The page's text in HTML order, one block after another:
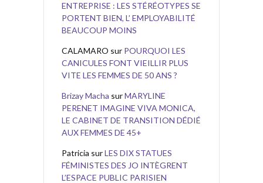
ENTREPRISE : LES STÉRÉOTYPES SE
PORTENT BIEN, L’ EMPLOYABILITÉ
BEAUCOUP MOINS
CALAMARO sur POURQUOI LES
CANICULES FONT VIEILLIR PLUS
VITE LES FEMMES DE 50 ANS ?
Brizay Macha surMARYLINE
PERENET IMAGINE VIVA MONICA,
LE CABINET DE TRANSITION DÉDIÉ
AUX FEMMES DE 45+
Patricia surLES DIX STATUES
FÉMINISTES DES JO INTÈGRENT
L’ESPACE PUBLIC PARISIEN